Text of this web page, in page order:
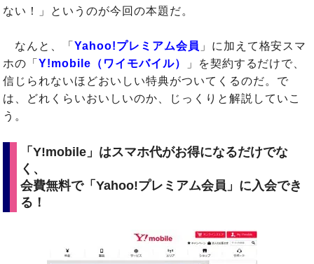
ない！」というのが今回の本題だ。
なんと、「Yahoo!プレミアム会員 」に加えて格安スマ
ホの「Y!mobile（ワイモバイル）
」を契約するだけで、
信じられないほどおいしい特典がついてくるのだ。で
は、どれくらいおいしいのか、じっくりと解説していこ
う。
「Y!mobile」はスマホ代がお得になるだけでな
く、
会費無料で「Yahoo!プレミアム会員」に入会でき
る！